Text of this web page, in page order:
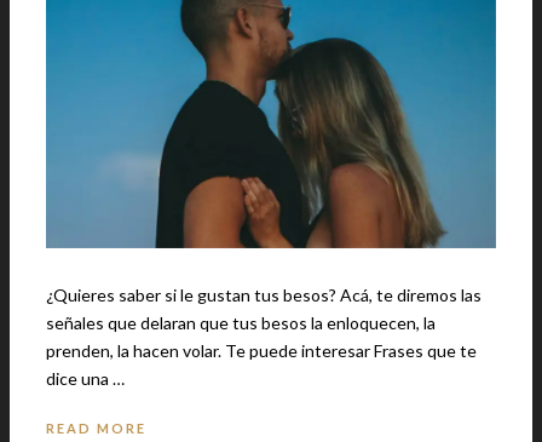
¿Quieres saber si le gustan tus besos? Acá, te diremos las
señales que delaran que tus besos la enloquecen, la
prenden, la hacen volar. Te puede interesar Frases que te
dice una …
READ MORE